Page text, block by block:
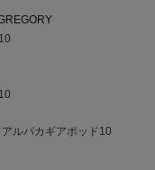
ルパカギアポッド10